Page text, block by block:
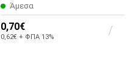
Άμεσα
0,70€
0,62€ + ΦΠΑ 13%